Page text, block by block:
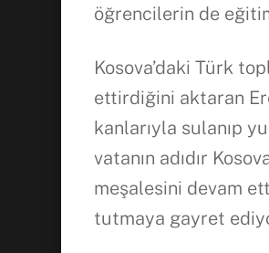
öğrencilerin de
Kosova’daki Türk
ettirdiğini aktaran
kanlarıyla sulanıp
vatanın adıdır
meşalesini devam
tutmaya gayret